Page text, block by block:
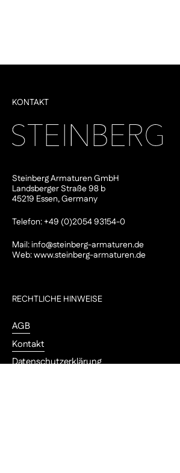
KONTAKT
Steinberg Armaturen GmbH
Landsberger Straße 98 b
45219 Essen, Germany
Telefon: +49 (0)2054 93154-0
Mail:info@steinberg-armaturen.de
Web:www.steinberg-armaturen.de
RECHTLICHE HINWEISE
AGB
Kontakt
Datenschutzerklärung